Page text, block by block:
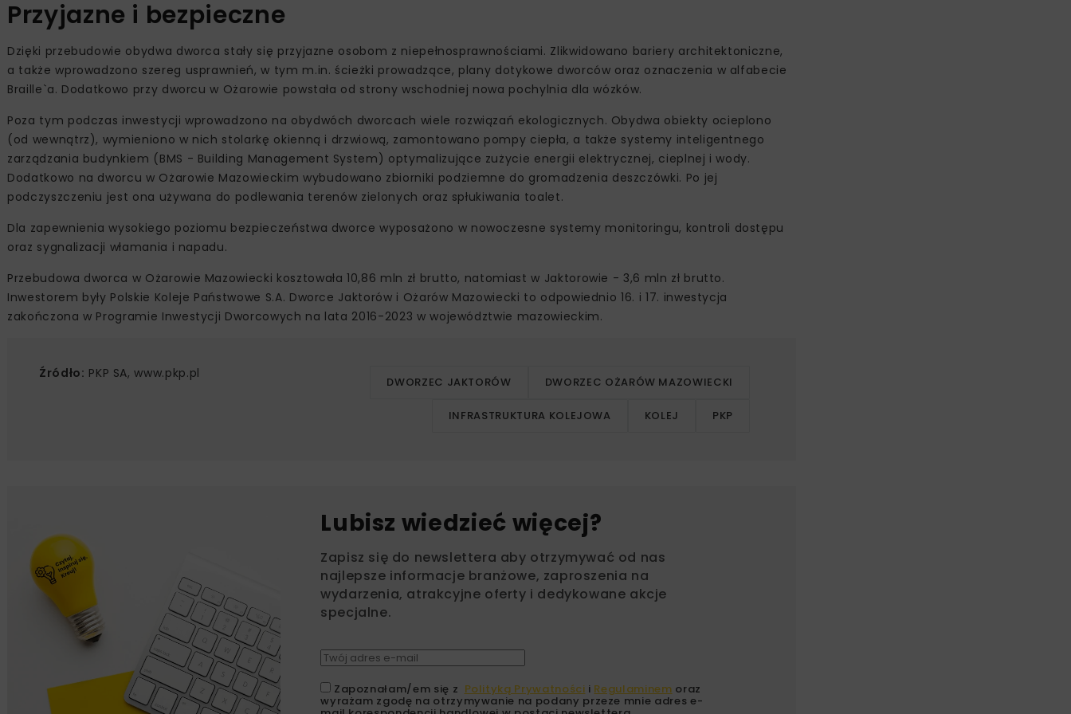
Przyjazne i bezpieczne
Dzięki przebudowie obydwa dworca stały się przyjazne osobom z niepełnosprawnościami. Zlikwidowano bariery architektoniczne,
a także wprowadzono szereg usprawnień, w tym m.in. ścieżki prowadzące, plany dotykowe dworców oraz oznaczenia w alfabecie
Braille`a. Dodatkowo przy dworcu w Ożarowie powstała od strony wschodniej nowa pochylnia dla wózków.
Poza tym podczas inwestycji wprowadzono na obydwóch dworcach wiele rozwiązań ekologicznych. Obydwa obiekty ocieplono
(od wewnątrz), wymieniono w nich stolarkę okienną i drzwiową, zamontowano pompy ciepła, a także systemy inteligentnego
zarządzania budynkiem (BMS - Building Management System) optymalizujące zużycie energii elektrycznej, cieplnej i wody.
Dodatkowo na dworcu w Ożarowie Mazowieckim wybudowano zbiorniki podziemne do gromadzenia deszczówki. Po jej
podczyszczeniu jest ona używana do podlewania terenów zielonych oraz spłukiwania toalet.
Dla zapewnienia wysokiego poziomu bezpieczeństwa dworce wyposażono w nowoczesne systemy monitoringu, kontroli dostępu
oraz sygnalizacji włamania i napadu.
Przebudowa dworca w Ożarowie Mazowiecki kosztowała 10,86 mln zł brutto, natomiast w Jaktorowie - 3,6 mln zł brutto.
Inwestorem były Polskie Koleje Państwowe S.A. Dworce Jaktorów i Ożarów Mazowiecki to odpowiednio 16. i 17. inwestycja
zakończona w Programie Inwestycji Dworcowych na lata 2016-2023 w województwie mazowieckim.
Źródło: PKP SA, www.pkp.pl
DWORZEC JAKTORÓW DWORZEC OŻARÓW MAZOWIECKI
INFRASTRUKTURA KOLEJOWA KOLEJ PKP
Lubisz wiedzieć więcej?
Zapisz się do newslettera aby otrzymywać od nas
najlepsze informacje branżowe, zaproszenia na
wydarzenia, atrakcyjne oferty i dedykowane akcje
specjalne.
Zapoznałam/em się z Polityką Prywatności i Regulaminem oraz
wyrażam zgodę na otrzymywanie na podany przeze mnie adres e-